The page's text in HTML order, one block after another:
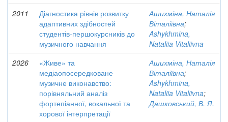
2011
Діагностика рівнів розвитку
адаптивних здібностей
студентів-першокурсників до
музичного навчання
Ашихміна, Наталія
Віталіївна;
Ashykhmina,
Nataliia Vitaliivna
2026
«Живе» та
медіаопосередковане
музичне виконавство:
порівняльний аналіз
фортепіанної, вокальної та
хорової інтерпретації
Ашихміна, Наталія
Віталіївна;
Ashykhmina,
Nataliia Vitaliivna;
Дашковський, В. Я.